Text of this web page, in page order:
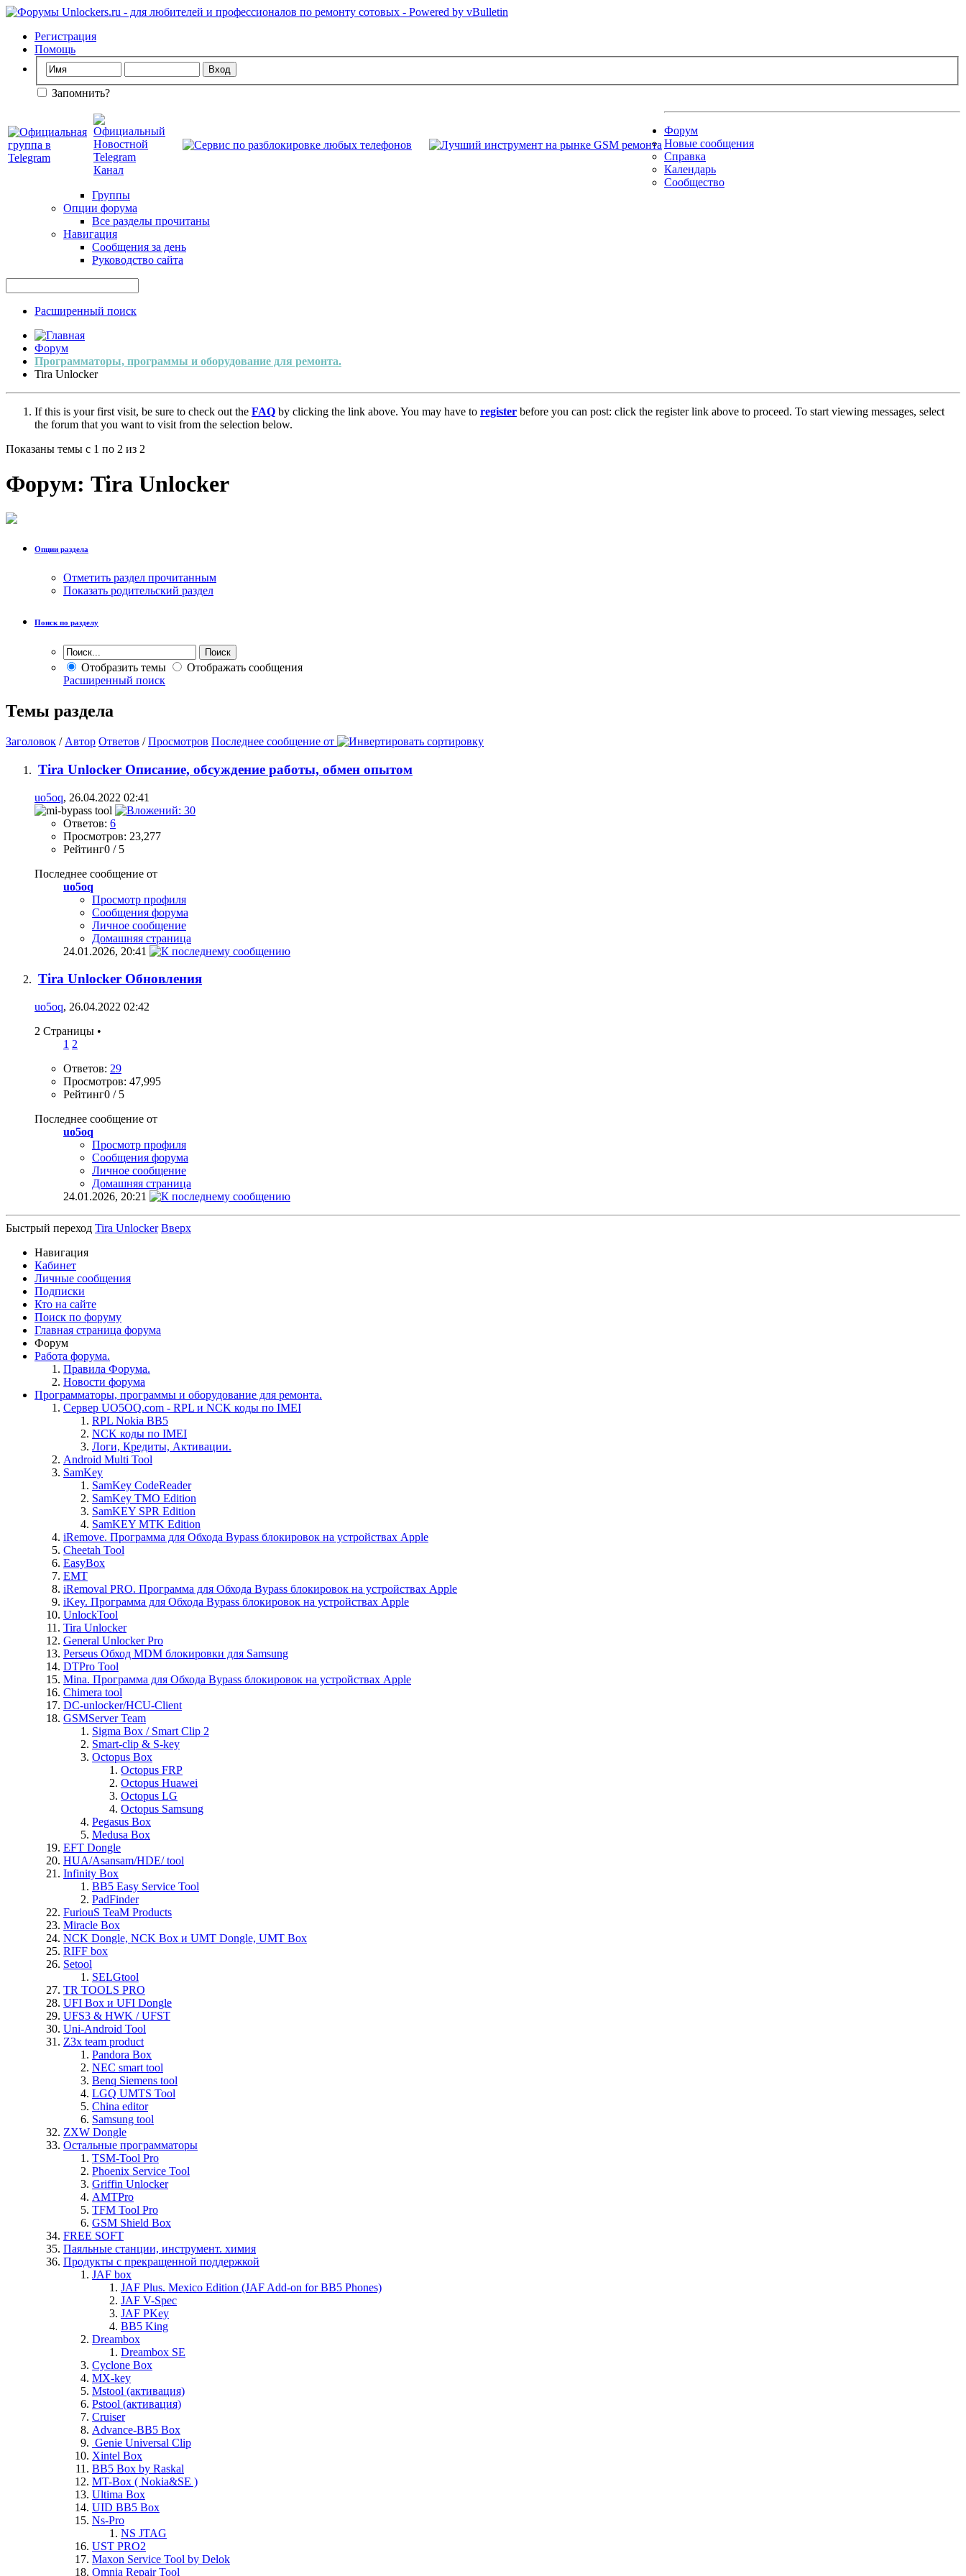
Регистрация
Помощь
Запомнить?
Форум
Новые сообщения
Справка
Календарь
Сообщество
Группы
Опции форума
Все разделы прочитаны
Навигация
Сообщения за день
Руководство сайта
Расширенный поиск
Форум
Программаторы, программы и оборудование для ремонта.
Tira Unlocker
If this is your first visit, be sure to check out the FAQ by clicking the link above. You may have to register before you can post: click the register link above to proceed. To start viewing messages, select
the forum that you want to visit from the selection below.
Показаны темы с 1 по 2 из 2
Форум: Tira Unlocker
Опции раздела
Отметить раздел прочитанным
Показать родительский раздел
Поиск по разделу
Отобразить темы
Отображать сообщения
Расширенный поиск
Темы раздела
Заголовок / Автор Ответов /Просмотров Последнее сообщение от
Tira Unlocker Описание, обсуждение работы, обмен опытом
uo5oq, 26.04.2022 02:41
Ответов: 6
Просмотров: 23,277
Рейтинг0 / 5
Последнее сообщение от
uo5oq
Просмотр профиля
Сообщения форума
Личное сообщение
Домашняя страница
24.01.2026, 20:41
Tira Unlocker Обновления
uo5oq, 26.04.2022 02:42
2 Страницы •
1 2
Ответов: 29
Просмотров: 47,995
Рейтинг0 / 5
Последнее сообщение от
uo5oq
Просмотр профиля
Сообщения форума
Личное сообщение
Домашняя страница
24.01.2026, 20:21
Быстрый переход Tira Unlocker Вверх
Навигация
Кабинет
Личные сообщения
Подписки
Кто на сайте
Поиск по форуму
Главная страница форума
Форум
Работа форума.
Правила Форума.
Новости форума
Программаторы, программы и оборудование для ремонта.
Сервер UO5OQ.com - RPL и NCK коды по IMEI
RPL Nokia BB5
NCK коды по IMEI
Логи, Кредиты, Активации.
Android Multi Tool
SamKey
SamKey CodeReader
SamKey TMO Edition
SamKEY SPR Edition
SamKEY MTK Edition
iRemove. Программа для Обхода Bypass блокировок на устройствах Apple
Cheetah Tool
EasyBox
EMT
iRemoval PRO. Программа для Обхода Bypass блокировок на устройствах Apple
iKey. Программа для Обхода Bypass блокировок на устройствах Apple
UnlockTool
Tira Unlocker
General Unlocker Pro
Perseus Обход MDM блокировки для Samsung
DTPro Tool
Mina. Программа для Обхода Bypass блокировок на устройствах Apple
Chimera tool
DC-unlocker/HCU-Client
GSMServer Team
Sigma Box / Smart Clip 2
Smart-clip & S-key
Octopus Box
Octopus FRP
Octopus Huawei
Octopus LG
Octopus Samsung
Pegasus Box
Medusa Box
EFT Dongle
HUA/Asansam/HDE/ tool
Infinity Box
BB5 Easy Service Tool
PadFinder
FuriouS TeaM Products
Miracle Box
NCK Dongle, NCK Box и UMT Dongle, UMT Box
RIFF box
Setool
SELGtool
TR TOOLS PRO
UFI Box и UFI Dongle
UFS3 & HWK / UFST
Uni-Android Tool
Z3x team product
Pandora Box
NEC smart tool
Benq Siemens tool
LGQ UMTS Tool
China editor
Samsung tool
ZXW Dongle
Остальные программаторы
TSM-Tool Pro
Phoenix Service Tool
Griffin Unlocker
AMTPro
TFM Tool Pro
GSM Shield Box
FREE SOFT
Паяльные станции, инструмент. химия
Продукты с прекращенной поддержкой
JAF box
JAF Plus. Mexico Edition (JAF Add-on for BB5 Phones)
JAF V-Spec
JAF PKey
BB5 King
Dreambox
Dreambox SE
Cyclone Box
MX-key
Mstool (активация)
Pstool (активация)
Cruiser
Advance-BB5 Box
Genie Universal Clip
Xintel Box
BB5 Box by Raskal
MT-Box ( Nokia&SE )
Ultima Box
UID BB5 Box
Ns-Pro
NS JTAG
UST PRO2
Maxon Service Tool by Delok
Omnia Repair Tool